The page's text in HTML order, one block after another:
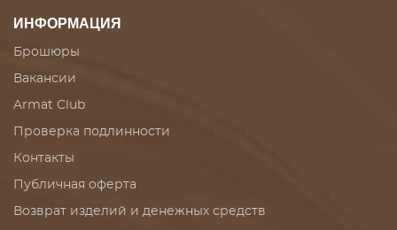
ИНФОРМАЦИЯ
Брошюры
Вакансии
Armat Club
Проверка подлинности
Контакты
Публичная оферта
Возврат изделий и денежных средств